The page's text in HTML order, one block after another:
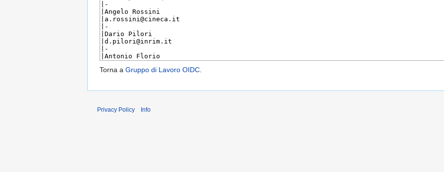
Torna a Gruppo di Lavoro OIDC.
Privacy Policy Info